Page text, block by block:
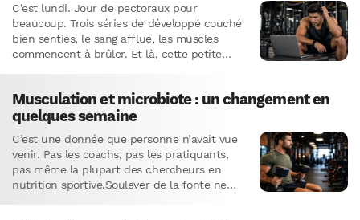
C’est lundi. Jour de pectoraux pour
beaucoup. Trois séries de développé couché
bien senties, le sang afflue, les muscles
commencent à brûler. Et là, cette petite
Musculation et microbiote : un changement en
quelques semaine
C’est une donnée que personne n’avait vue
venir. Pas les coachs, pas les pratiquants,
pas même la plupart des chercheurs en
nutrition sportive.Soulever de la fonte ne